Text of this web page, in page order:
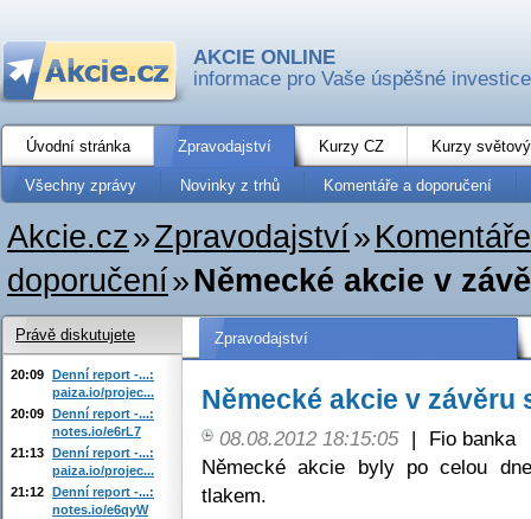
AKCIE ONLINE
informace pro Vaše úspěšné investice
Úvodní stránka Zpravodajství Kurzy CZ Kurzy
Všechny zprávy Novinky z trhů Komentáře a doporučení
Akcie.cz»Zpravodajství»
doporučení»Německé akcie v
Zpravodajství
Německé akcie v závěru
08.08.2012 18:15:05 |
Fio banka
Německé akcie byly po celou
tlakem.
Právě diskutujete
20:09 Denní report -...:
paiza.io/projec...
20:09 Denní report -...:
notes.io/e6rL7
21:13 Denní report -...:
paiza.io/projec...
21:12 Denní report -...:
notes.io/e6qyW